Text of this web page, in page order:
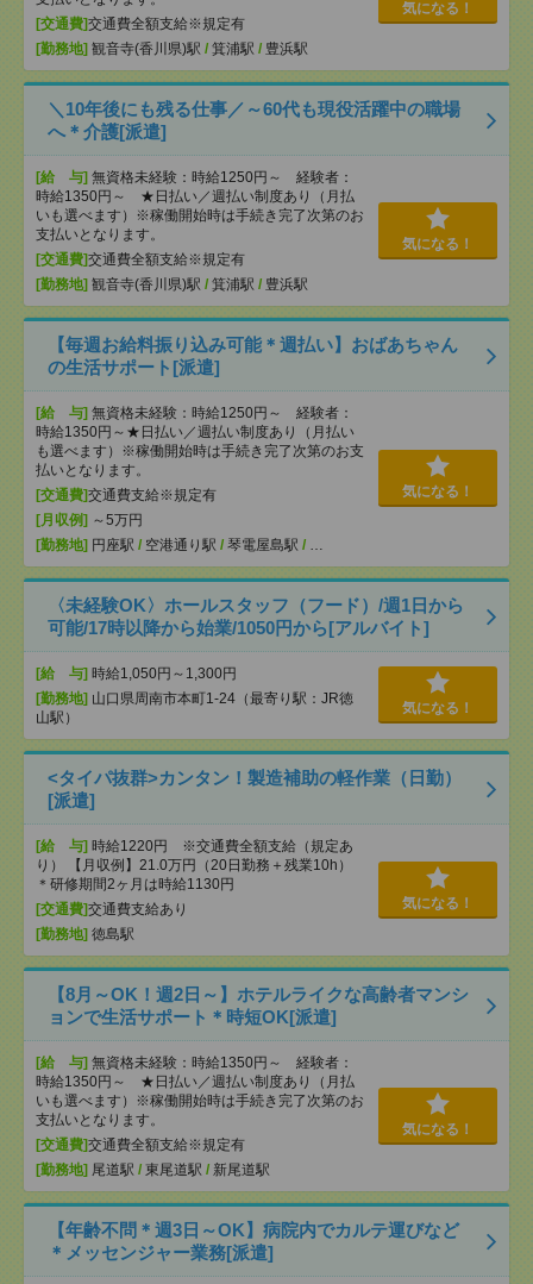
[交通費]交通費全額支給※規定有
[勤務地] 観音寺(香川県)駅 / 箕浦駅 / 豊浜駅
気になる！
＼10年後にも残る仕事／～60代も現役活躍中の職場
へ＊介護[派遣]
[給 与] 無資格未経験：時給1250円～ 経験者：
時給1350円～ ★日払い／週払い制度あり（月払
いも選べます）※稼働開始時は手続き完了次第のお
支払いとなります。
[交通費]交通費全額支給※規定有
[勤務地] 観音寺(香川県)駅 / 箕浦駅 / 豊浜駅
気になる！
【毎週お給料振り込み可能＊週払い】おばあちゃん
の生活サポート[派遣]
[給 与] 無資格未経験：時給1250円～ 経験者：
時給1350円～★日払い／週払い制度あり（月払い
も選べます）※稼働開始時は手続き完了次第のお支
払いとなります。
[交通費]交通費支給※規定有
[月収例] ～5万円
[勤務地] 円座駅 / 空港通り駅 / 琴電屋島駅 / …
気になる！
〈未経験OK〉ホールスタッフ（フード）/週1日から
可能/17時以降から始業/1050円から[アルバイト]
[給 与] 時給1,050円～1,300円
[勤務地] 山口県周南市本町1-24（最寄り駅：JR徳
山駅）
気になる！
<タイパ抜群>カンタン！製造補助の軽作業（日勤）
[派遣]
[給 与] 時給1220円 ※交通費全額支給（規定あ
り） 【月収例】21.0万円（20日勤務＋残業10h）
＊研修期間2ヶ月は時給1130円
[交通費]交通費支給あり
[勤務地] 徳島駅
気になる！
【8月～OK！週2日～】ホテルライクな高齢者マンシ
ョンで生活サポート＊時短OK[派遣]
[給 与] 無資格未経験：時給1350円～ 経験者：
時給1350円～ ★日払い／週払い制度あり（月払
いも選べます）※稼働開始時は手続き完了次第のお
支払いとなります。
[交通費]交通費全額支給※規定有
[勤務地] 尾道駅 / 東尾道駅 / 新尾道駅
気になる！
【年齢不問＊週3日～OK】病院内でカルテ運びなど
＊メッセンジャー業務[派遣]